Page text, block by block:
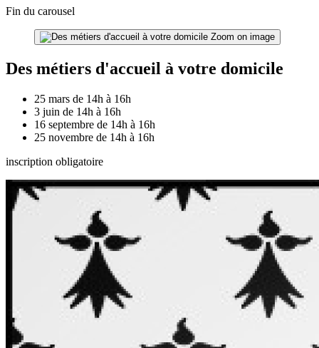
Fin du carousel
Zoom on image
Des métiers d'accueil à votre domicile
25 mars de 14h à 16h
3 juin de 14h à 16h
16 septembre de 14h à 16h
25 novembre de 14h à 16h
inscription obligatoire